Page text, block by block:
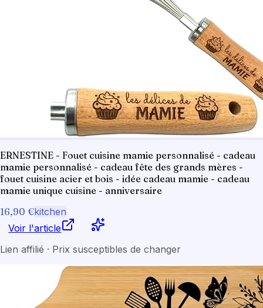
ERNESTINE - Fouet cuisine mamie personnalisé - cadeau
mamie personnalisé - cadeau fête des grands mères -
fouet cuisine acier et bois - idée cadeau mamie - cadeau
mamie unique cuisine - anniversaire
16,90 €kitchen
Voir l'article
Lien affilié · Prix susceptibles de changer